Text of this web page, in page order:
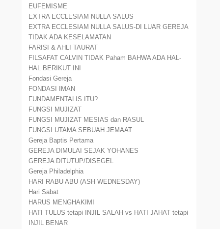
EUFEMISME
EXTRA ECCLESIAM NULLA SALUS
EXTRA ECCLESIAM NULLA SALUS-DI LUAR GEREJA
TIDAK ADA KESELAMATAN
FARISI & AHLI TAURAT
FILSAFAT CALVIN TIDAK Paham BAHWA ADA HAL-
HAL BERIKUT INI
Fondasi Gereja
FONDASI IMAN
FUNDAMENTALIS ITU?
FUNGSI MUJIZAT
FUNGSI MUJIZAT MESIAS dan RASUL
FUNGSI UTAMA SEBUAH JEMAAT
Gereja Baptis Pertama
GEREJA DIMULAI SEJAK YOHANES
GEREJA DITUTUP/DISEGEL
Gereja Philadelphia
HARI RABU ABU (ASH WEDNESDAY)
Hari Sabat
HARUS MENGHAKIMI
HATI TULUS tetapi INJIL SALAH vs HATI JAHAT tetapi
INJIL BENAR